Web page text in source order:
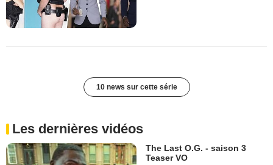
10 news sur cette série
Les dernières vidéos
The Last O.G. - saison 3
Teaser VO